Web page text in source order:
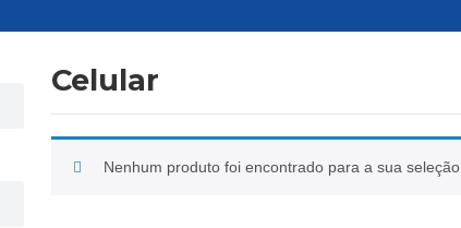
Celular
Nenhum produto foi encontrado para a sua seleção.